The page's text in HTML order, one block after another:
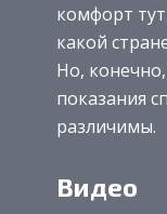
комфорт
какой
Но,
показания
различимы.
Видео